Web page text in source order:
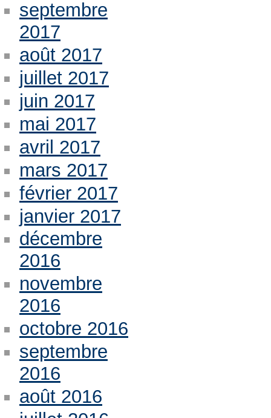
septembre
2017
août 2017
juillet 2017
juin 2017
mai 2017
avril 2017
mars 2017
février 2017
janvier 2017
décembre
2016
novembre
2016
octobre 2016
septembre
2016
août 2016